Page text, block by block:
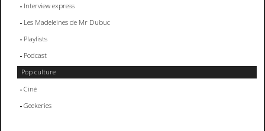
Interview express
Les Madeleines de Mr Dubuc
Playlists
Podcast
Pop culture
Ciné
Geekeries